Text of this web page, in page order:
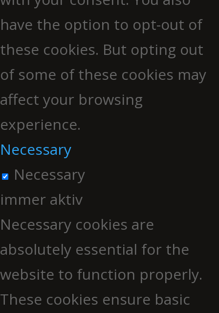
have the option to opt-out of
these cookies. But opting out
of some of these cookies may
affect your browsing
experience.
Necessary
Necessary
immer aktiv
Necessary cookies are
absolutely essential for the
website to function properly.
These cookies ensure basic